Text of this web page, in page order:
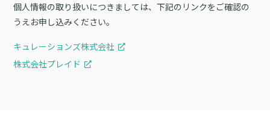
個人情報の取り扱いにつきましては、下記のリンクをご確認の
うえお申し込みください。
キュレーションズ株式会社
株式会社プレイド